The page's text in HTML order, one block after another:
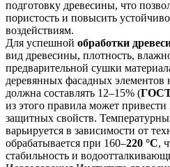
подготовку древесины, что
пористость и повысить
воздействиям.
Для успешной обработки
вид древесины, плотность,
предварительной сушки
деревянных фасадных элементов
должна составлять 12–15% (ГОСТ
из этого правила может
защитных свойств.
варьируется в зависимости от
обрабатывается при 160–220 °С,
стабильность и